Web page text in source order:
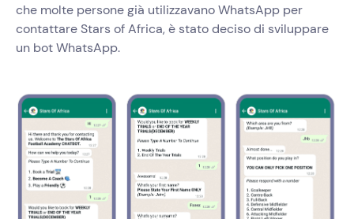
che molte persone già utilizzavano WhatsApp per
contattare Stars of Africa, è stato deciso di sviluppare
un bot WhatsApp.